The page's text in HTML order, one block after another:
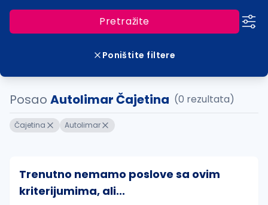
Pretražite
Poništite filtere
Posao Autolimar Čajetina (0 rezultata)
Čajetina Autolimar
Trenutno nemamo poslove sa ovim
kriterijumima, ali...